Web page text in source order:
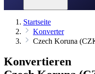
Startseite
Konverter
Czech Koruna
Konvertieren